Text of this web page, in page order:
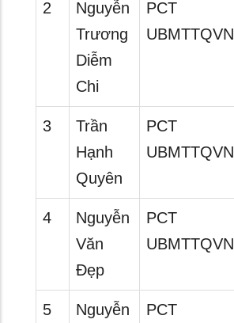
2
Nguyễn
Trương
Diễm
Chi
PCT
UBMTTQVN
3
Trần
Hạnh
Quyên
PCT
UBMTTQVN
4
Nguyễn
Văn
Đẹp
PCT
UBMTTQVN
5
Nguyễn
PCT